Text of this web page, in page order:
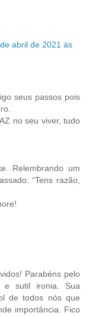
abril de 2021 às
seus passos pois
no seu viver, tudo
Relembrando um
“Tens razão,
Parabéns pelo
e sutil ironia. Sua
de todos nós que
importância. Fico